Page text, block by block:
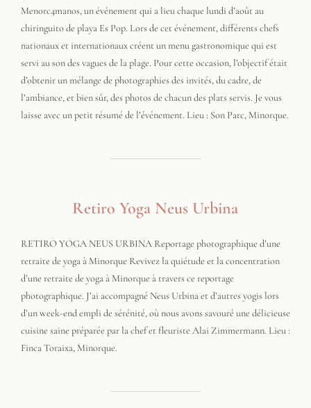
Menorc4manos, un événement qui a lieu chaque lundi d’août au
chiringuito de playa Es Pop. Lors de cet événement, différents chefs
nationaux et internationaux créent un menu gastronomique qui est
servi au son des vagues de la plage. Pour cette occasion, l’objectif était
d’obtenir un mélange de photographies des invités, du cadre, de
l’ambiance, et bien sûr, des photos de chacun des plats servis. Je vous
laisse avec un petit résumé de l’événement. Lieu : Son Parc, Minorque.
Retiro Yoga Neus Urbina
RETIRO YOGA NEUS URBINA Reportage photographique d’une
retraite de yoga à Minorque Revivez la quiétude et la concentration
d’une retraite de yoga à Minorque à travers ce reportage
photographique. J’ai accompagné Neus Urbina et d’autres yogis lors
d’un week-end empli de sérénité, où nous avons savouré une délicieuse
cuisine saine préparée par la chef et fleuriste Alai Zimmermann. Lieu :
Finca Toraixa, Minorque.